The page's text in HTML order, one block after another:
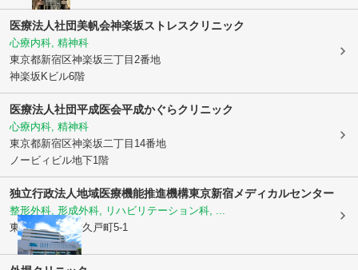
医療法人社団美帆会神楽坂ストレスクリニック
心療内科, 精神科
東京都新宿区神楽坂三丁目2番地
神楽坂Kビル6階
医療法人社団平成医会平成かぐらクリニック
心療内科, 精神科
東京都新宿区神楽坂二丁目14番地
ノービィビル地下1階
独立行政法人地域医療機能推進機構東京新宿メディカルセンター
整形外科, 形成外科, リハビリテーション科, ...
東京都新宿区 津久戸町5-1